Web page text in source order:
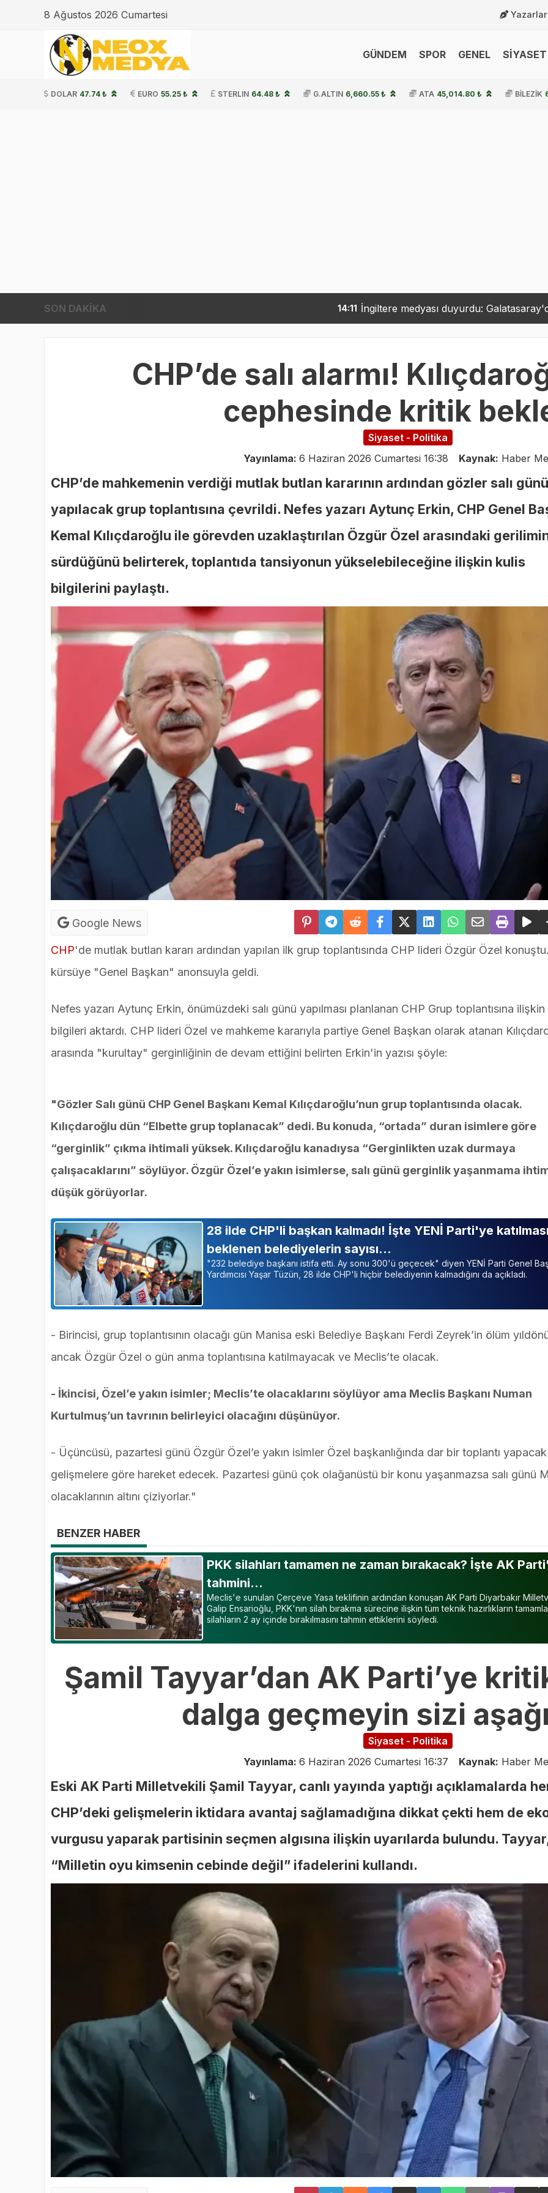
8 Ağustos 2026 Cumartesi Yazarlar
GÜNDEM SPOR GENEL
DOLAR 47.74 ₺ EURO 55.25 ₺ STERLIN 64.48 ₺ G.ALTIN 6,660.55 ₺ ATA 45,014.80 ₺ BİLEZİK
SON DAKİKA İngiltere medyası duyurdu: Galatasaray'dan Martinelli için
CHP’de salı alarmı!
cephesinde kritik
Siyaset - Politika
Yayınlama: 6 Haziran 2026 Cumartesi 16:38 Kaynak: Haber
CHP’de mahkemenin verdiği mutlak butlan kararının ardından gözler salı günü
yapılacak grup toplantısına çevrildi. Nefes yazarı Aytunç Erkin, CHP Genel
Kemal Kılıçdaroğlu ile görevden uzaklaştırılan Özgür Özel arasındaki
sürdüğünü belirterek, toplantıda tansiyonun yükselebileceğine ilişkin kulis
bilgilerini paylaştı.
Google News
CHP'de mutlak butlan kararı ardından yapılan ilk grup toplantısında CHP lideri Özgür Özel
kürsüye "Genel Başkan" anonsuyla geldi.
Nefes yazarı Aytunç Erkin, önümüzdeki salı günü yapılması planlanan CHP Grup toplantısına
bilgileri aktardı. CHP lideri Özel ve mahkeme kararıyla partiye Genel Başkan olarak atanan
arasında "kurultay" gerginliğinin de devam ettiğini belirten Erkin'in yazısı şöyle:
"Gözler Salı günü CHP Genel Başkanı Kemal Kılıçdaroğlu’nun grup toplantısında olacak.
Kılıçdaroğlu dün “Elbette grup toplanacak” dedi. Bu konuda, “ortada” duran isimlere göre
“gerginlik” çıkma ihtimali yüksek. Kılıçdaroğlu kanadıysa “Gerginlikten uzak durmaya
çalışacaklarını” söylüyor. Özgür Özel’e yakın isimlerse, salı günü gerginlik yaşanmama
düşük görüyorlar.
28 ilde CHP'li başkan kalmadı! İşte YENİ Parti'ye katılması
beklenen belediyelerin sayısı…
"232 belediye başkanı istifa etti. Ay sonu 300'ü geçecek" diyen YENİ Parti Genel
Yardımcısı Yaşar Tüzün, 28 ilde CHP'li hiçbir belediyenin kalmadığını da açıkladı.
- Birincisi, grup toplantısının olacağı gün Manisa eski Belediye Başkanı Ferdi Zeyrek’in ölüm
ancak Özgür Özel o gün anma toplantısına katılmayacak ve Meclis’te olacak.
- İkincisi, Özel’e yakın isimler; Meclis’te olacaklarını söylüyor ama Meclis Başkanı Numan
Kurtulmuş’un tavrının belirleyici olacağını düşünüyor.
- Üçüncüsü, pazartesi günü Özgür Özel’e yakın isimler Özel başkanlığında dar bir toplantı
gelişmelere göre hareket edecek. Pazartesi günü çok olağanüstü bir konu yaşanmazsa salı günü
olacaklarının altını çiziyorlar."
BENZER HABER
PKK silahları tamamen ne zaman bırakacak? İşte AK
tahmini…
Meclis'e sunulan Çerçeve Yasa teklifinin ardından konuşan AK Parti Diyarbakır
Galip Ensarioğlu, PKK'nın silah bırakma sürecine ilişkin tüm teknik hazırlıkların
silahların 2 ay içinde bırakılmasını tahmin ettiklerini söyledi.
Şamil Tayyar’dan AK Parti’ye
dalga geçmeyin sizi
Siyaset - Politika
Yayınlama: 6 Haziran 2026 Cumartesi 16:37 Kaynak: Haber
Eski AK Parti Milletvekili Şamil Tayyar, canlı yayında yaptığı açıklamalarda
CHP’deki gelişmelerin iktidara avantaj sağlamadığına dikkat çekti hem de
vurgusu yaparak partisinin seçmen algısına ilişkin uyarılarda bulundu.
“Milletin oyu kimsenin cebinde değil” ifadelerini kullandı.